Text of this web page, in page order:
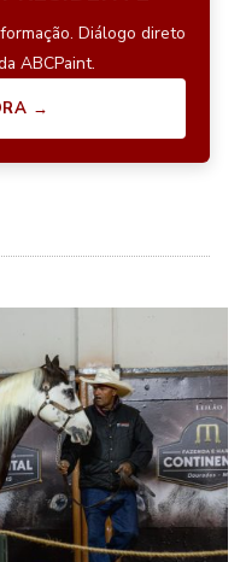
Diálogo direto
ABCPaint.
→